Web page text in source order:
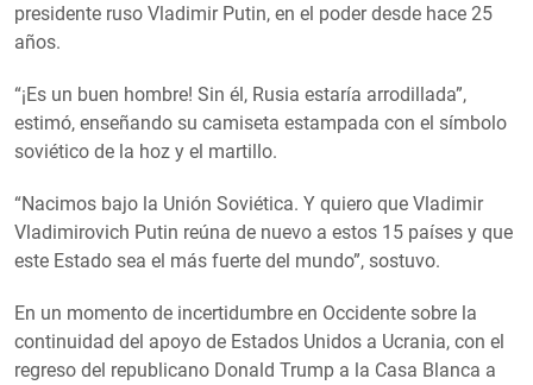
presidente ruso Vladimir Putin, en el poder desde hace 25
años.
“¡Es un buen hombre! Sin él, Rusia estaría arrodillada”,
estimó, enseñando su camiseta estampada con el símbolo
soviético de la hoz y el martillo.
“Nacimos bajo la Unión Soviética. Y quiero que Vladimir
Vladimirovich Putin reúna de nuevo a estos 15 países y que
este Estado sea el más fuerte del mundo”, sostuvo.
En un momento de incertidumbre en Occidente sobre la
continuidad del apoyo de Estados Unidos a Ucrania, con el
regreso del republicano Donald Trump a la Casa Blanca a